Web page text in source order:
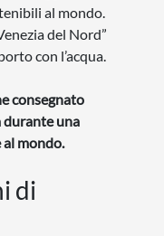
al mondo.
del Nord”
con l’acqua.
consegnato
durante una
mondo.
di